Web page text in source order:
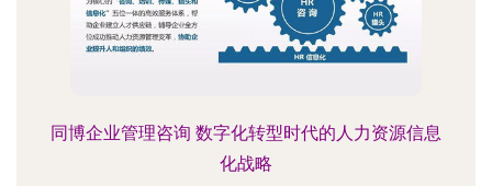
同博企业管理咨询 数字化转型时代的人力资源信息
化战略